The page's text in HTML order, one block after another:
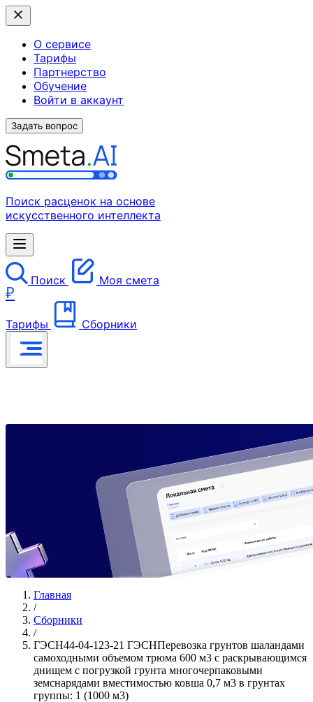
О сервисе
Тарифы
Партнерство
Обучение
Войти в аккаунт
Задать вопрос
Поиск расценок на основе
искусственного интеллекта
Поиск Моя смета
₽
Тарифы Сборники
Главная
/
Сборники
/
ГЭСН44-04-123-21 ГЭСНПеревозка грунтов шаландами
самоходными объемом трюма 600 м3 с раскрывающимся
днищем с погрузкой грунта многочерпаковыми
земснарядами вместимостью ковша 0,7 м3 в грунтах
группы: 1 (1000 м3)